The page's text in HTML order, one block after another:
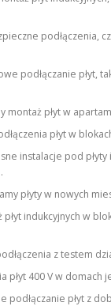
podłączenia,
podłączanie płyt,
montaż płyt w
płyt w
instalacje pod płyty
płyty w nowych
indukcyjnych w
z testem
płyt 400 V w domach
podłączanie płyt z